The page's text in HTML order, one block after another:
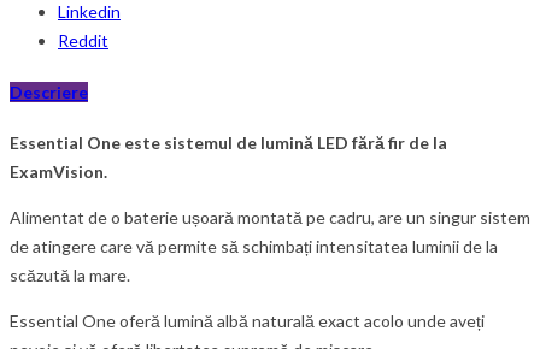
Linkedin
Reddit
Descriere
Essential One este sistemul de lumină LED fără fir de la
ExamVision.
Alimentat de o baterie ușoară montată pe cadru, are un singur sistem
de atingere care vă permite să schimbați intensitatea luminii de la
scăzută la mare.
Essential One oferă lumină albă naturală exact acolo unde aveți